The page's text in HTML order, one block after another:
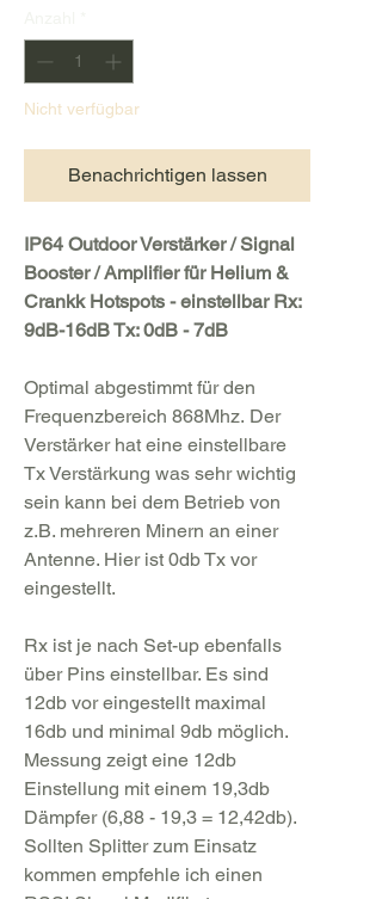
Nicht verfügbar
Benachrichtigen lassen
IP64 Outdoor Verstärker / Signal
Booster / Amplifier für Helium &
Crankk Hotspots - einstellbar Rx:
9dB-16dB Tx: 0dB - 7dB
Optimal abgestimmt für den
Frequenzbereich 868Mhz. Der
Verstärker hat eine einstellbare
Tx Verstärkung was sehr wichtig
sein kann bei dem Betrieb von
z.B. mehreren Minern an einer
Antenne. Hier ist 0db Tx vor
eingestellt.
Rx ist je nach Set-up ebenfalls
über Pins einstellbar. Es sind
12db vor eingestellt maximal
16db und minimal 9db möglich.
Messung zeigt eine 12db
Einstellung mit einem 19,3db
Dämpfer (6,88 - 19,3 = 12,42db).
Sollten Splitter zum Einsatz
kommen empfehle ich einen